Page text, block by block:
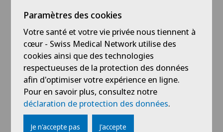
Voir profil
Paramètres des cookies
Votre santé et votre vie privée nous tiennent à
cœur - Swiss Medical Network utilise des
cookies ainsi que des technologies
respectueuses de la protection des données
afin d'optimiser votre expérience en ligne.
Pour en savoir plus, consultez notre
déclaration de protection des données.
Je n'accepte pas J'accepte